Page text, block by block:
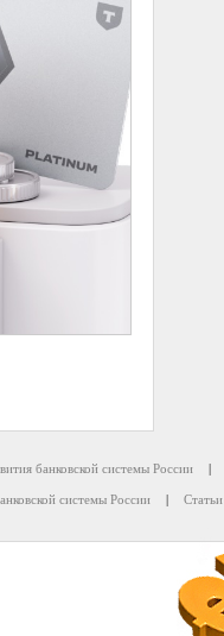
банковской системы России |
системы России | Статьи